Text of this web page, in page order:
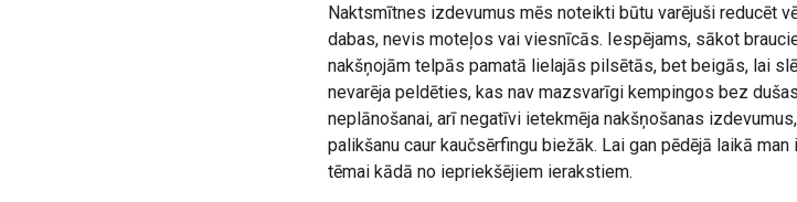
Naktsmītnes izdevumus mēs noteikti būtu varējuši reducēt
dabas, nevis moteļos vai viesnīcās. Iespējams, sākot
nakšņojām telpās pamatā lielajās pilsētās, bet beigās, lai
nevarēja peldēties, kas nav mazsvarīgi kempingos bez
neplānošanai, arī negatīvi ietekmēja nakšņošanas
palikšanu caur kaučsērfingu biežāk. Lai gan pēdējā laikā
tēmai kādā no iepriekšējiem ierakstiem.